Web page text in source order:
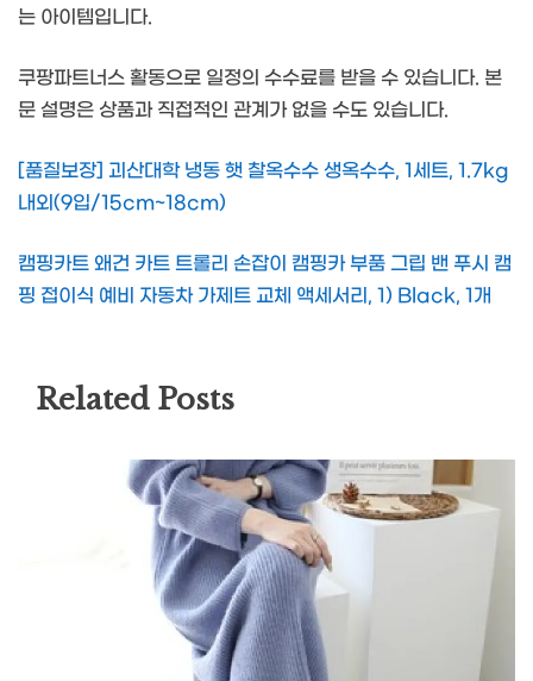
는 아이템입니다.
쿠팡파트너스 활동으로 일정의 수수료를 받을 수 있습니다. 본
문 설명은 상품과 직접적인 관계가 없을 수도 있습니다.
[품질보장] 괴산대학 냉동 햇 찰옥수수 생옥수수, 1세트, 1.7kg
내외(9입/15cm~18cm)
캠핑카트 왜건 카트 트롤리 손잡이 캠핑카 부품 그립 밴 푸시 캠
핑 접이식 예비 자동차 가제트 교체 액세서리, 1) Black, 1개
Related Posts